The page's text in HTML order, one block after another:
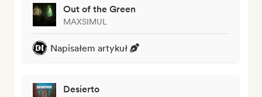
Out of the Green
MAXSIMUL
Napisałem artykuł
Desierto